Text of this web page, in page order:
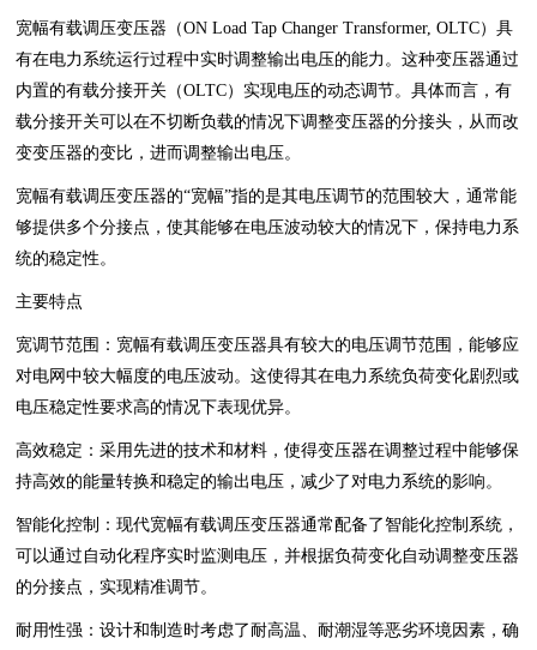
宽幅有载调压变压器（ON Load Tap Changer Transformer, OLTC）具
有在电力系统运行过程中实时调整输出电压的能力。这种变压器通过
内置的有载分接开关（OLTC）实现电压的动态调节。具体而言，有
载分接开关可以在不切断负载的情况下调整变压器的分接头，从而改
变变压器的变比，进而调整输出电压。
宽幅有载调压变压器的“宽幅”指的是其电压调节的范围较大，通常能
够提供多个分接点，使其能够在电压波动较大的情况下，保持电力系
统的稳定性。
主要特点
宽调节范围：宽幅有载调压变压器具有较大的电压调节范围，能够应
对电网中较大幅度的电压波动。这使得其在电力系统负荷变化剧烈或
电压稳定性要求高的情况下表现优异。
高效稳定：采用先进的技术和材料，使得变压器在调整过程中能够保
持高效的能量转换和稳定的输出电压，减少了对电力系统的影响。
智能化控制：现代宽幅有载调压变压器通常配备了智能化控制系统，
可以通过自动化程序实时监测电压，并根据负荷变化自动调整变压器
的分接点，实现精准调节。
耐用性强：设计和制造时考虑了耐高温、耐潮湿等恶劣环境因素，确